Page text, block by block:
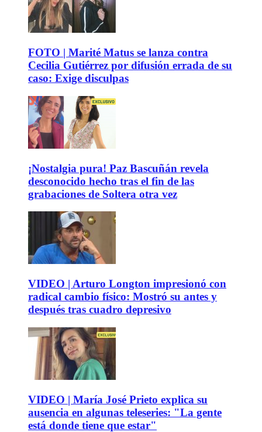
FOTO | Marité Matus se lanza contra
Cecilia Gutiérrez por difusión errada de su
caso: Exige disculpas
¡Nostalgia pura! Paz Bascuñán revela
desconocido hecho tras el fin de las
grabaciones de Soltera otra vez
VIDEO | Arturo Longton impresionó con
radical cambio físico: Mostró su antes y
después tras cuadro depresivo
VIDEO | María José Prieto explica su
ausencia en algunas teleseries: "La gente
está donde tiene que estar"